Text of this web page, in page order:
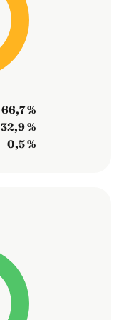
66,7 %
32,9 %
0,5 %